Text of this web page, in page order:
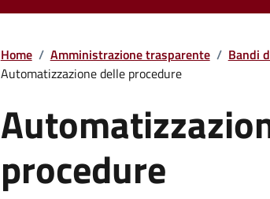
Home / Amministrazione trasparente / Bandi
Automatizzazione delle procedure
procedure